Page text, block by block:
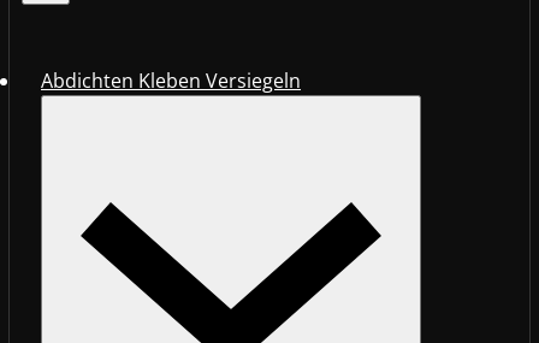
Abdichten Kleben Versiegeln